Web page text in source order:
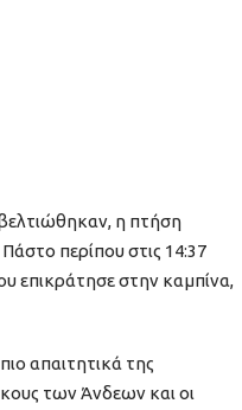
η πτήση
περίπου στις 14:37
επικράτησε στην καμπίνα,
απαιτητικά της
των Άνδεων και οι